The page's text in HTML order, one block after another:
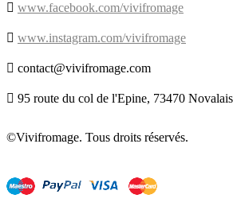
 www.facebook.com/vivifromage
 www.instagram.com/vivifromage
 contact@vivifromage.com
 95 route du col de l'Epine, 73470
©Vivifromage. Tous droits réservés.